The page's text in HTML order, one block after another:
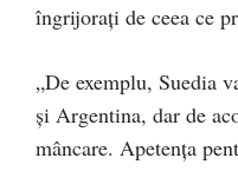
îngrijorați de ceea ce
„De exemplu, Suedia
și Argentina, dar de
mâncare. Apetența